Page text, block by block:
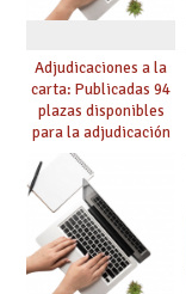
Adjudicaciones a la
carta: Publicadas 94
plazas disponibles
para la adjudicación
de mañana y abierto
plazo de solicitudes